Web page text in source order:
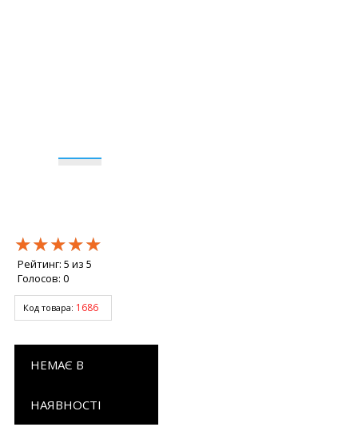
★★★★★
★★★★★
★★★★★
Рейтинг: 5 из 5
Голосов: 0
Код товара: 1686
НЕМАЄ В
НАЯВНОСТІ